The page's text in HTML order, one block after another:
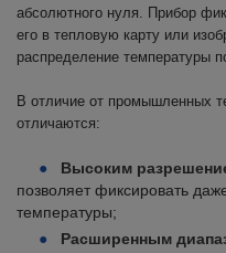
абсолютного нуля. Прибор
его в тепловую карту или
распределение температуры
В отличие от промышленных
отличаются:
Высоким
позволяет фиксировать
температуры;
Расширенным